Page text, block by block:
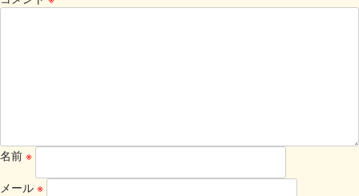
名前 ※
メール ※